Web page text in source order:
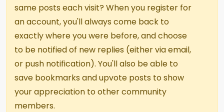
same posts each visit? When you register for
an account, you'll always come back to
exactly where you were before, and choose
to be notified of new replies (either via email,
or push notification). You'll also be able to
save bookmarks and upvote posts to show
your appreciation to other community
members.